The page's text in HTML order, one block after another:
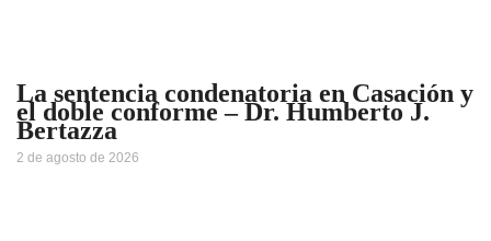
La sentencia condenatoria en Casación y
el doble conforme – Dr. Humberto J.
Bertazza
2 de agosto de 2026